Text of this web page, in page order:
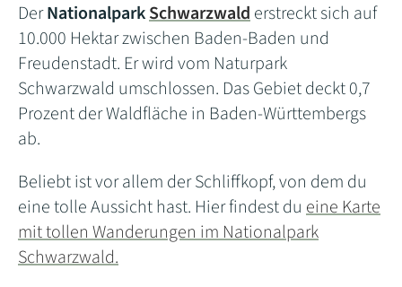
DerNationalparkSchwarzwalderstreckt sich auf
10.000 Hektar zwischen Baden-Baden und
Freudenstadt. Er wird vom Naturpark
Schwarzwald umschlossen. Das Gebiet deckt 0,7
Prozent der Waldfläche in Baden-Württembergs
ab.
Beliebt ist vor allem der Schliffkopf, von dem du
eine tolle Aussicht hast. Hier findest du eine Karte
mit tollen Wanderungen im Nationalpark
Schwarzwald.